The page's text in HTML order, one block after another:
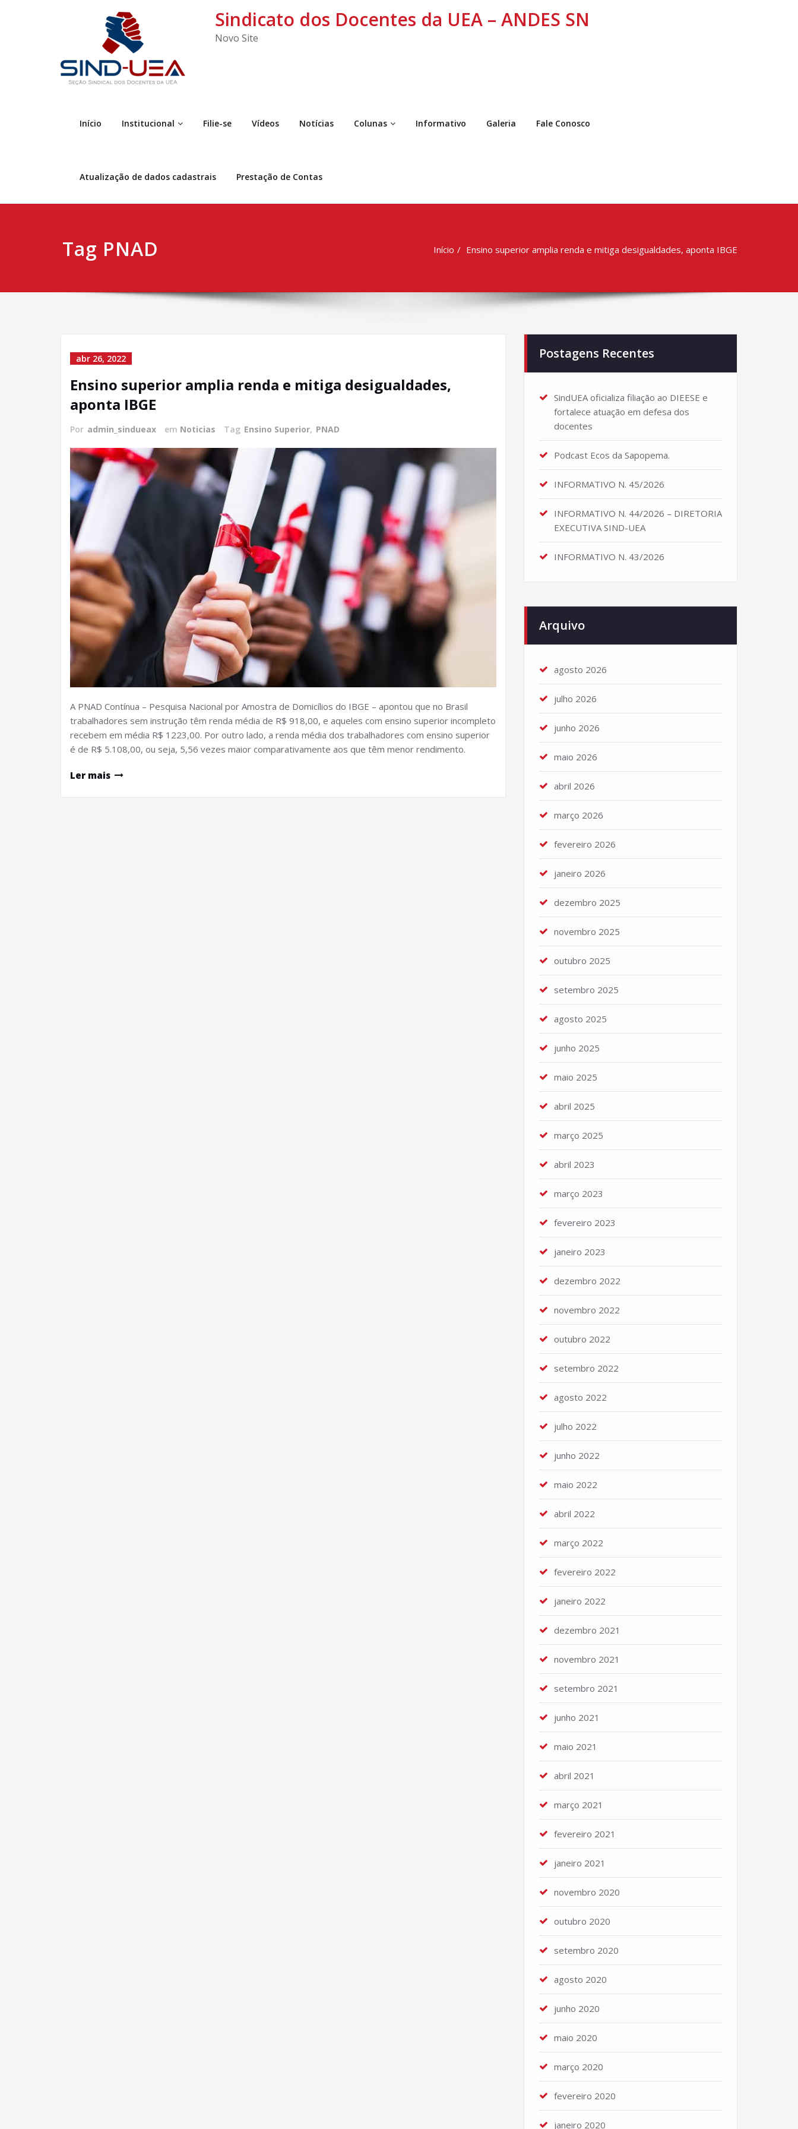
Sindicato dos Docentes da UEA – ANDES SN
Novo Site
Início Institucional Filie-se Vídeos Notícias Colunas Informativo Galeria Fale Conosco
Atualização de dados cadastrais Prestação de Contas
Tag PNAD Início Ensino superior amplia renda e mitiga desigualdades, aponta IBGE
abr 26, 2022
Ensino superior amplia renda e mitiga desigualdades,
aponta IBGE
Por admin_sindueax em Noticias Tag Ensino Superior, PNAD
A PNAD Contínua – Pesquisa Nacional por Amostra de Domicílios do IBGE – apontou que no Brasil
trabalhadores sem instrução têm renda média de R$ 918,00, e aqueles com ensino superior incompleto
recebem em média R$ 1223,00. Por outro lado, a renda média dos trabalhadores com ensino superior
é de R$ 5.108,00, ou seja, 5,56 vezes maior comparativamente aos que têm menor rendimento.
Ler mais
Postagens Recentes
SindUEA oficializa filiação ao DIEESE e
fortalece atuação em defesa dos
docentes
Podcast Ecos da Sapopema.
INFORMATIVO N. 45/2026
INFORMATIVO N. 44/2026 – DIRETORIA
EXECUTIVA SIND-UEA
INFORMATIVO N. 43/2026
Arquivo
agosto 2026
julho 2026
junho 2026
maio 2026
abril 2026
março 2026
fevereiro 2026
janeiro 2026
dezembro 2025
novembro 2025
outubro 2025
setembro 2025
agosto 2025
junho 2025
maio 2025
abril 2025
março 2025
abril 2023
março 2023
fevereiro 2023
janeiro 2023
dezembro 2022
novembro 2022
outubro 2022
setembro 2022
agosto 2022
julho 2022
junho 2022
maio 2022
abril 2022
março 2022
fevereiro 2022
janeiro 2022
dezembro 2021
novembro 2021
setembro 2021
junho 2021
maio 2021
abril 2021
março 2021
fevereiro 2021
janeiro 2021
novembro 2020
outubro 2020
setembro 2020
agosto 2020
junho 2020
maio 2020
março 2020
fevereiro 2020
janeiro 2020